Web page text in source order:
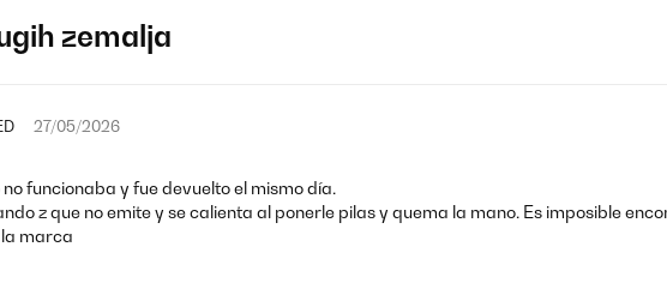
zemalja
27/05/2026
funcionaba y fue devuelto el mismo día.
z que no emite y se calienta al ponerle pilas y quema la mano. Es imposible
marca